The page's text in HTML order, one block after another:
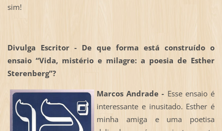
sim!
Divulga Escritor - De que forma está construído o
ensaio “Vida, mistério e milagre: a poesia de Esther
Sterenberg”?
Marcos Andrade - Esse ensaio é
interessante e inusitado. Esther é
minha amiga e uma poetisa